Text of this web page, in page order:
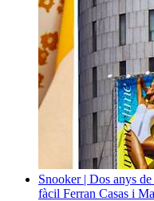
Snooker | Dos anys
fàcil Ferran Casas i